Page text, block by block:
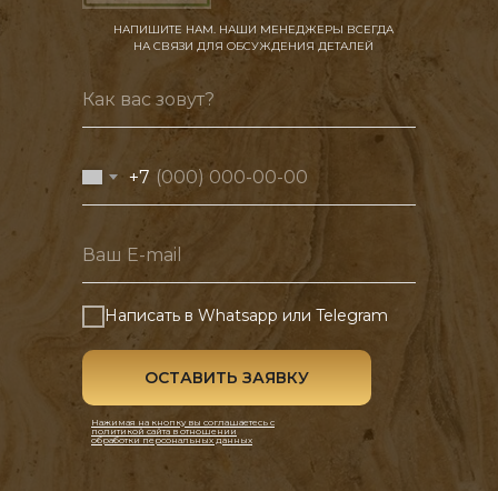
НАПИШИТЕ НАМ. НАШИ МЕНЕДЖЕРЫ ВСЕГДА
НА СВЯЗИ ДЛЯ ОБСУЖДЕНИЯ ДЕТАЛЕЙ
+7
Написать в Whatsapp или Telegram
ОСТАВИТЬ ЗАЯВКУ
Нажимая на кнопку вы соглашаетесь с
политикой сайтав отношении
обработки персональных данных